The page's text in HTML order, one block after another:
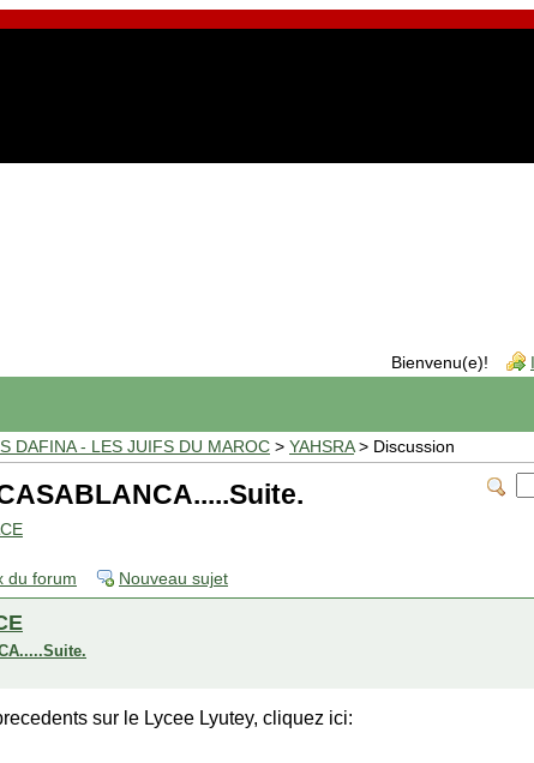
Bienvenu(e)!
DAFINA - LES JUIFS DU MAROC > YAHSRA> Discussion
du forum Nouveau sujet
sur le Lycee Lyutey, cliquez ici: